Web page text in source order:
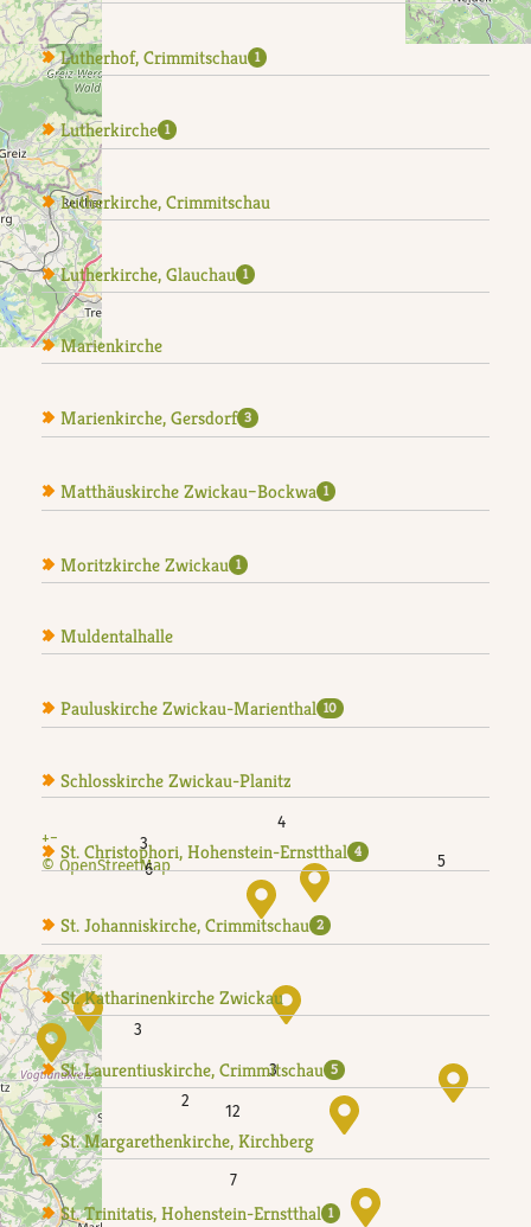
4
5
6
3
3
2
3
12
7
+−
© OpenStreetMap
Lutherhof, Crimmitschau 1
Lutherkirche 1
Lutherkirche, Crimmitschau
Lutherkirche, Glauchau 1
Marienkirche
Marienkirche, Gersdorf 3
Matthäuskirche Zwickau–Bockwa 1
Moritzkirche Zwickau 1
Muldentalhalle
Pauluskirche Zwickau-Marienthal 10
Schlosskirche Zwickau-Planitz
St. Christophori, Hohenstein-Ernstthal 4
St. Johanniskirche, Crimmitschau 2
St. Katharinenkirche Zwickau
St. Laurentiuskirche, Crimmitschau 5
St. Margarethenkirche, Kirchberg
St. Trinitatis, Hohenstein-Ernstthal 1